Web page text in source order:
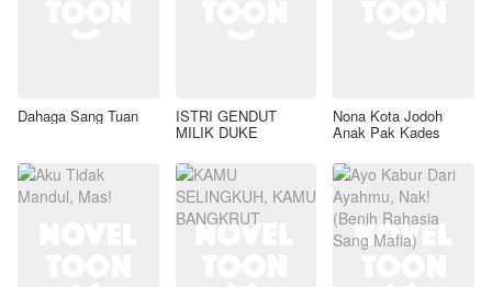
Dahaga Sang Tuan ISTRI GENDUT
MILIK DUKE
Nona Kota Jodoh
Anak Pak Kades